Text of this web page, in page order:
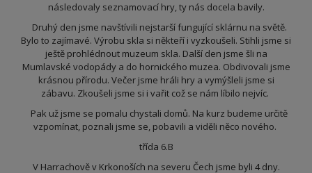
následovaly seznamovací hry, ty nás docela bavily.
Druhý den jsme navštívili nejstarší fungující sklárnu na světě.
Bylo to zajímavé. Výrobu skla si někteří i vyzkoušeli. Stihli jsme si
ještě prohlédnout muzeum skla. Další den jsme šli na
Mumlavské vodopády a do hornického muzea. Obdivovali jsme
krásnou přírodu. Večer jsme hráli hry a vymýšleli jsme si
zábavu. Zkoušeli jsme si i vařit což se nám líbilo nejvíc.
Pak už jsme se pomalu chystali domů. Na kurz budeme určitě
vzpomínat, poznali jsme se, pobavili a viděli něco nového.
třída 6.B
V Harrachově v Krkonoších na severu Čech jsme byli 4 dny.